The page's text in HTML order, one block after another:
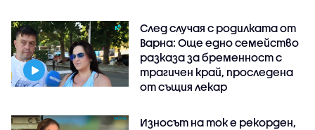
След случая с родилката от
Варна: Още едно семейство
разказа за бременност с
трагичен край, проследена
от същия лекар
Износът на ток е рекорден,